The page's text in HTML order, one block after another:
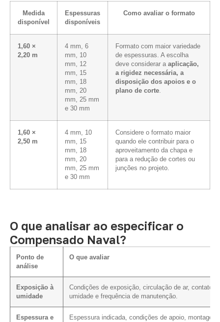
Medida
disponível
Espessuras
disponíveis
Como avaliar o formato
1,60 ×
2,20 m
4 mm, 6
mm, 10
mm, 12
mm, 15
mm, 18
mm, 20
mm, 25 mm
e 30 mm
Formato com maior variedade
de espessuras. A escolha
deve considerar a aplicação,
a rigidez necessária, a
disposição dos apoios e o
plano de corte.
1,60 ×
2,50 m
4 mm, 10
mm, 15
mm, 18
mm, 20
mm, 25 mm
e 30 mm
Considere o formato maior
quando ele contribuir para o
aproveitamento da chapa e
para a redução de cortes ou
junções no projeto.
O que analisar ao especificar o
Compensado Naval?
Ponto de
análise
O que avaliar
Exposição à
umidade
Condições de exposição, circulação de ar, contato
umidade e frequência de manutenção.
Espessura e
Espessura indicada, condições de apoio, montagem